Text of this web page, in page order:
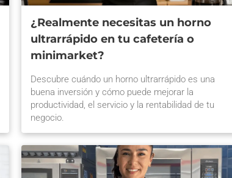
¿Realmente necesitas un horno
ultrarrápido en tu cafetería o
minimarket?
Descubre cuándo un horno ultrarrápido es una
buena inversión y cómo puede mejorar la
productividad, el servicio y la rentabilidad de tu
negocio.